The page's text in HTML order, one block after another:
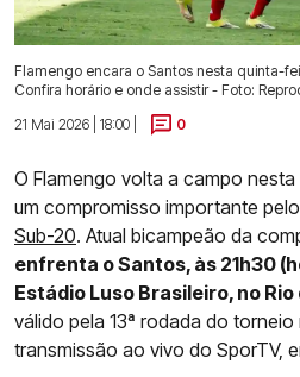
Flamengo encara o Santos nesta quinta-
Confira horário e onde assistir - Foto:
21 Mai 2026 | 18:00 |
0
O Flamengo volta a campo
um compromisso importante pelo
Sub-20. Atual bicampeão da
enfrenta o Santos, às 21h30
Estádio Luso Brasileiro, no
válido pela 13ª rodada do
transmissão ao vivo do SporTV,